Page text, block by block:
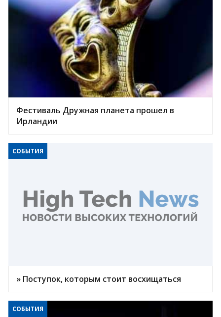
Фестиваль Дружная планета прошел в
Ирландии
СОБЫТИЯ
» Поступок, которым стоит восхищаться
СОБЫТИЯ